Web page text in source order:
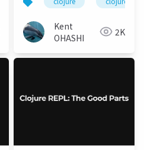
Kent
OHASHI
2K